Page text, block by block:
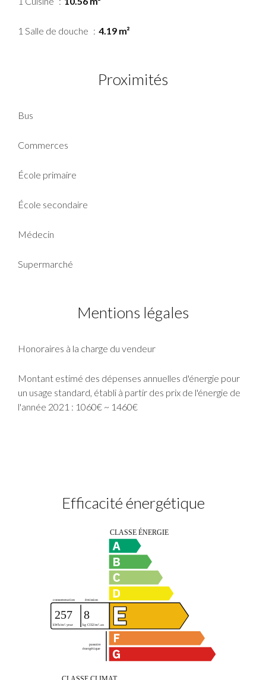
1 Salle de douche 4.19 m²
Proximités
Bus
Commerces
École primaire
École secondaire
Médecin
Supermarché
Mentions légales
Honoraires à la charge du vendeur
Montant estimé des dépenses annuelles d'énergie pour
un usage standard, établi à partir des prix de l'énergie de
l'année 2021 : 1060€ ~ 1460€
Efficacité énergétique